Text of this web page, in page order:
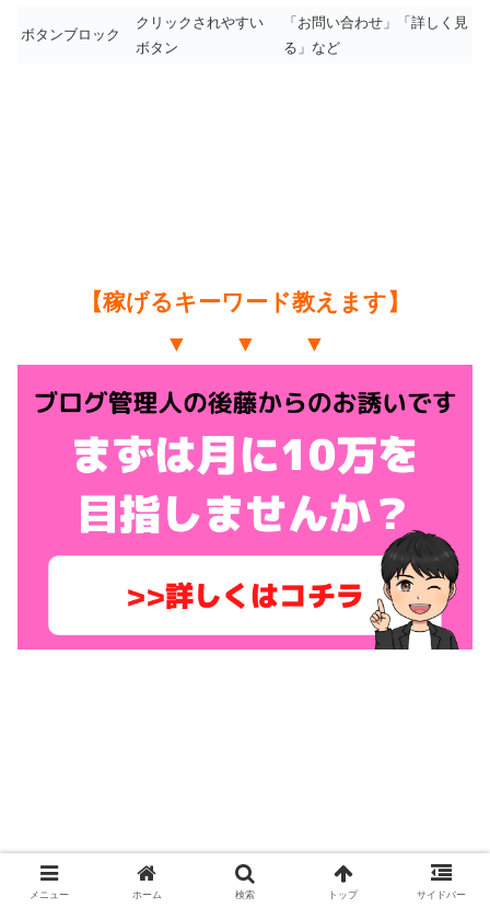
ボタンブロック
クリックされやすい
ボタン
「お問い合わせ」「詳しく見
る」など
【稼げるキーワード教えます】
▼ ▼ ▼
Lightningのトップページでは、「サービス3つ＋詳しく見
メニュー ホーム 検索 トップ サイドバー